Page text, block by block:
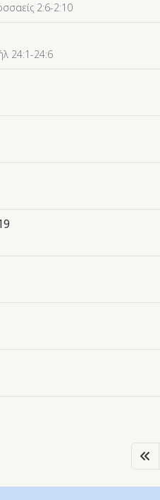
2:6-2:10
24:1-24:6